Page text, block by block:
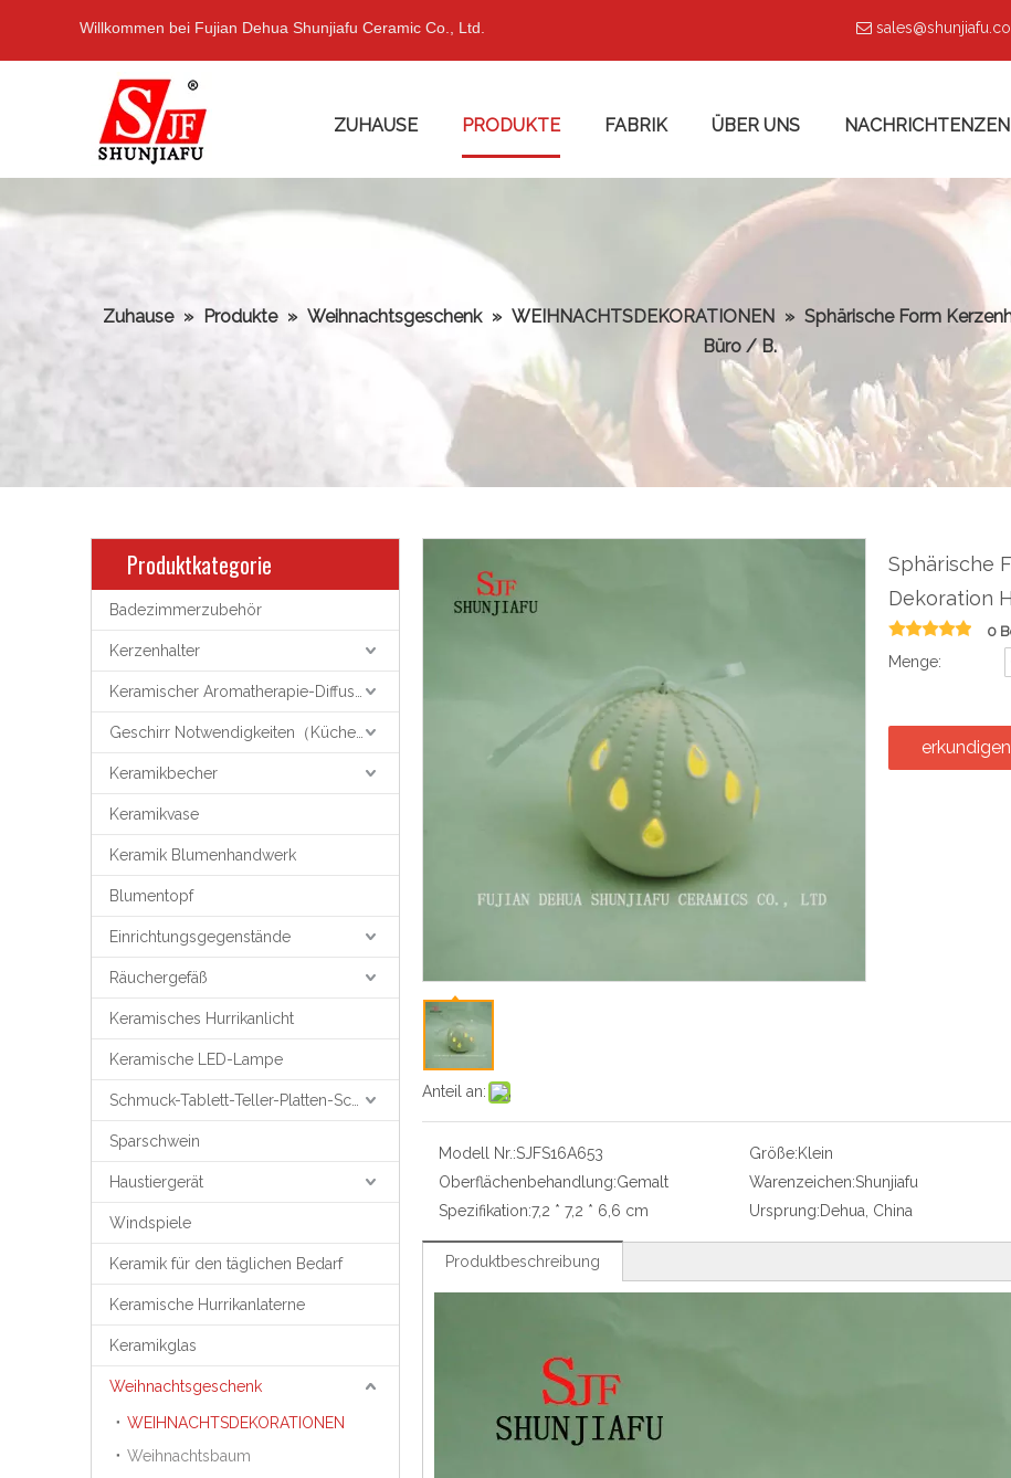
Willkommen bei Fujian Dehua Shunjiafu Ceramic Co., Ltd. 
ZUHAUSE PRODUKTE FABRIK ÜBER UNS
Zuhause » Produkte » Weihnachtsgeschenk » WEIHNACHTSDEKORATIONEN » Sphärische Form
Büro / B.
Produktkategorie
Badezimmerzubehör
Kerzenhalter
Keramikbecher
Keramikvase
Keramik Blumenhandwerk
Blumentopf
Einrichtungsgegenstände
Räuchergefäß
Keramisches Hurrikanlicht
Keramische LED-Lampe
Sparschwein
Haustiergerät
Windspiele
Keramik für den täglichen Bedarf
Keramische Hurrikanlaterne
Keramikglas
Weihnachtsgeschenk
WEIHNACHTSDEKORATIONEN
Weihnachtsbaum
Anteil an:
Sphärische
Dekoration
0
Menge:
erkundigen
Modell Nr.:SJFS16A653 Größe:Klein
Oberflächenbehandlung:Gemalt Warenzeichen:Shunjiafu
Spezifikation:7,2 * 7,2 * 6,6 cm Ursprung:Dehua, China
Produktbeschreibung